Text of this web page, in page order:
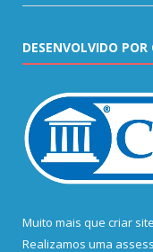
DESENVOLVIDO POR
Muito mais que criar site
Realizamos uma